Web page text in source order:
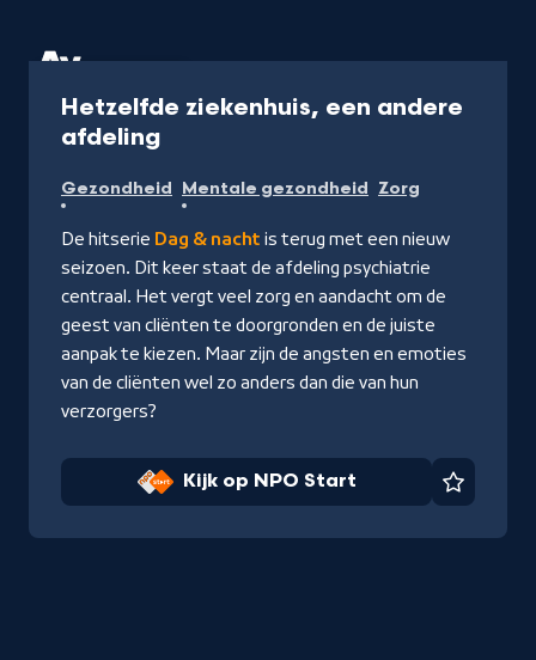
Hetzelfde ziekenhuis, een andere
afdeling-
op
NPO
Start
Gezondheid Mentale gezondheid Zorg
De hitserie Dag & nacht is terug met een nieuw
seizoen. Dit keer staat de afdeling psychiatrie
centraal. Het vergt veel zorg en aandacht om de
geest van cliënten te doorgronden en de juiste
aanpak te kiezen. Maar zijn de angsten en emoties
van de cliënten wel zo anders dan die van hun
verzorgers?
Kijk op NPO Start